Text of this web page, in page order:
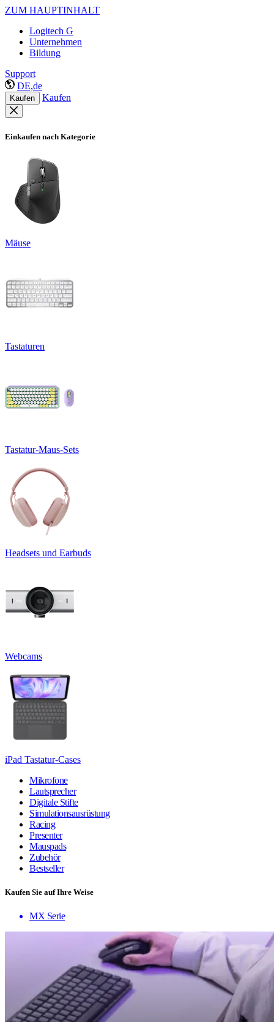
ZUM HAUPTINHALT
Logitech G
Unternehmen
Bildung
Support
DE,de
Kaufen Kaufen
Einkaufen nach Kategorie
Mäuse
Tastaturen
Tastatur-Maus-Sets
Headsets und Earbuds
Webcams
iPad Tastatur-Cases
Mikrofone
Lautsprecher
Digitale Stifte
Simulationsausrüstung
Racing
Presenter
Mauspads
Zubehör
Bestseller
Kaufen Sie auf Ihre Weise
MX Serie